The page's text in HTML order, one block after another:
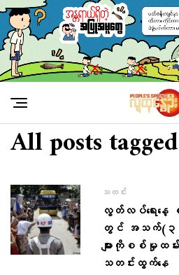
All posts
သတင်း
လွတ်လပ်​ရေး​နေ့
တွင် အသက်(၃၅)
များကိုစစ်မှုထမ်
သတင်းထွက်​နေ